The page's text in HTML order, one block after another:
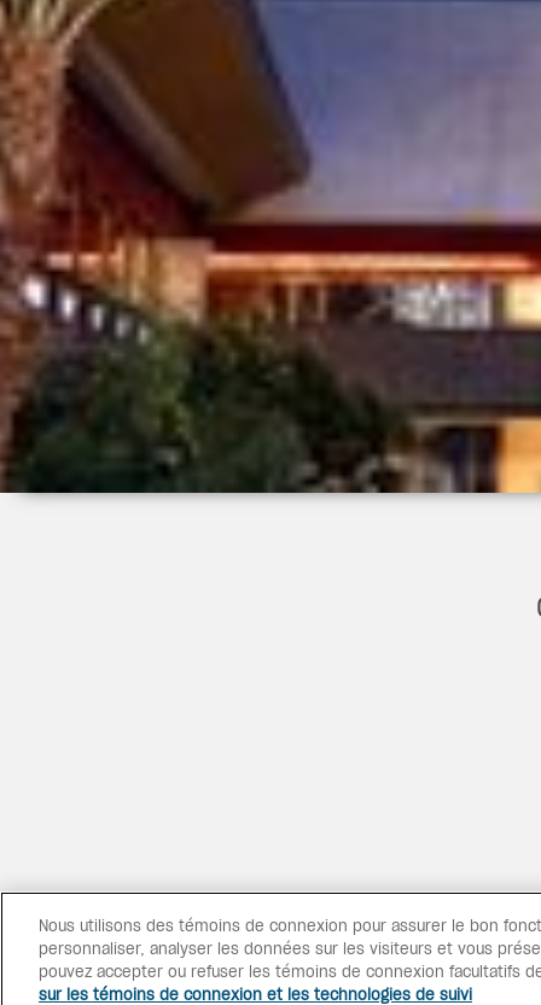
des espaces
décontractée –
faut, réalisé à la
Nous utilisons des témoins de connexion pour assurer le bon
personnaliser, analyser les données sur les visiteurs et vous
pouvez accepter ou refuser les témoins de connexion facultatifs
sur les témoins de connexion et les technologies de suivi